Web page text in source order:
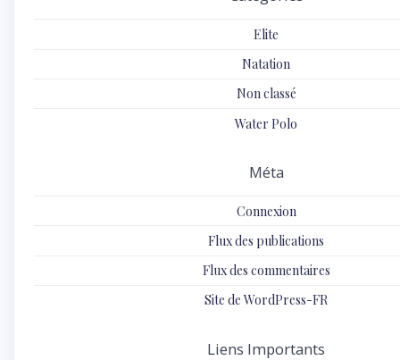
Elite
Natation
Non classé
Water Polo
Méta
Connexion
Flux des publications
Flux des commentaires
Site de WordPress-FR
Liens Importants